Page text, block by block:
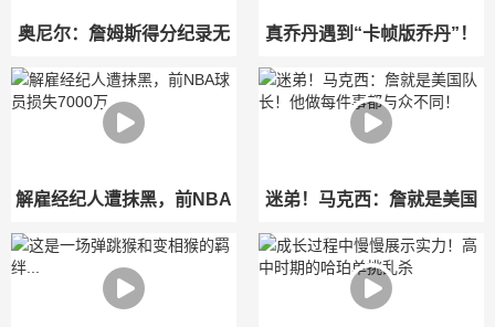
奥尼尔：詹姆斯得分纪录无
人能破！除非NBA引入四分
球和五分球
真乔丹遇到“卡帧版乔丹”！
当年帮主看到小卡，笑得合
不拢嘴
解雇经纪人遭抹黑，前NBA
球员损失7000万
迷弟！马克西：詹就是美国
队长！他做每件事都与众不
同！